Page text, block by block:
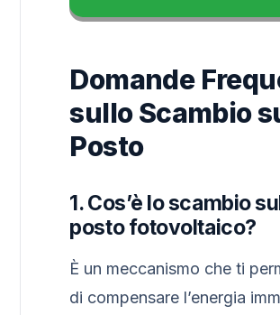
Domande
sullo Scambio
Posto
1. Cos’è lo scambio
posto fotovoltaico?
È un meccanismo che ti
di compensare l’energia